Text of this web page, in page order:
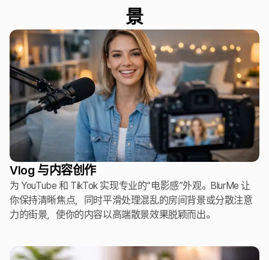
景
Vlog 与内容创作
为 YouTube 和 TikTok 实现专业的“电影感”外观。BlurMe 让
你保持清晰焦点，同时平滑处理混乱的房间背景或分散注意
力的街景，使你的内容以高端散景效果脱颖而出。